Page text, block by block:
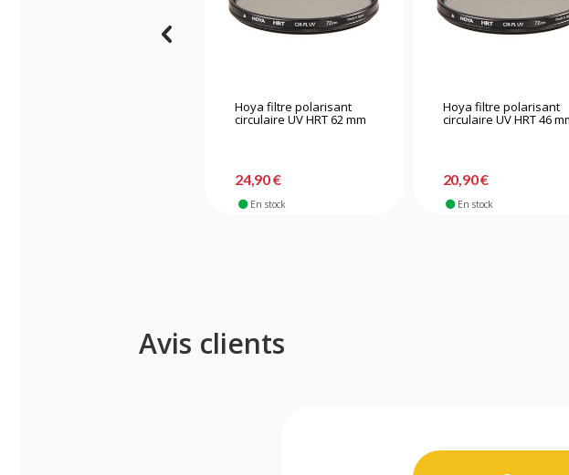
Hoya filtre polarisant
circulaire UV HRT 62 mm
24,90 €
En stock
Hoya filtre polarisant
circulaire UV HRT 46
20,90 €
En stock
Avis clients